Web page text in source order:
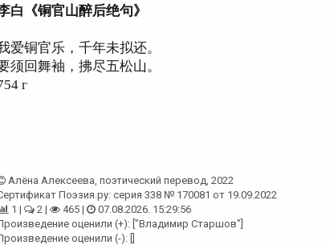
白《铜官山醉后绝句》
爱铜官乐，千年未拟还。
须回舞袖，拂尽五松山。
г
Алёна Алексеева, поэтический перевод, 2022
Поэзия.ру: серия 338 № 170081 от 19.09.2022
1 |
2 | 465 |
07.08.2026. 15:29:56
оценили (+): ["Владимир Старшов"]
оценили (-): []